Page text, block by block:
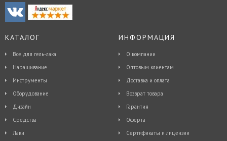
КАТАЛОГ
Все для гель-лака
Наращивание
Инструменты
Оборудование
Дизайн
Средства
Лаки
ИНФОРМАЦИЯ
О компании
Оптовым клиентам
Доставка и оплата
Возврат товара
Гарантия
Оферта
Сертификаты и лицензии